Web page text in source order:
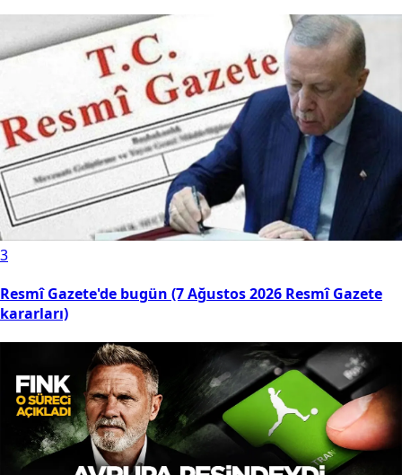
3
Resmî Gazete'de bugün (7 Ağustos 2026 Resmî Gazete
kararları)